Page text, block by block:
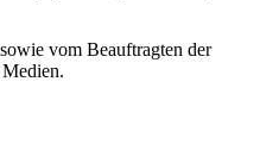
vom Beauftragten der